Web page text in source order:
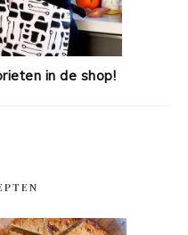
in de shop!